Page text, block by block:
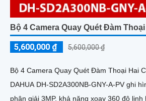
Bộ 4 Camera Quay Quét Đàm
5,600,000 ₫ 5,600,000 ₫
Bộ 4 Camera Quay Quét Đàm Thoại Hai
DAHUA DH-SD2A300NB-GNY-A-PV ghi
phân giải 3MP, khả năng xoay 360 độ